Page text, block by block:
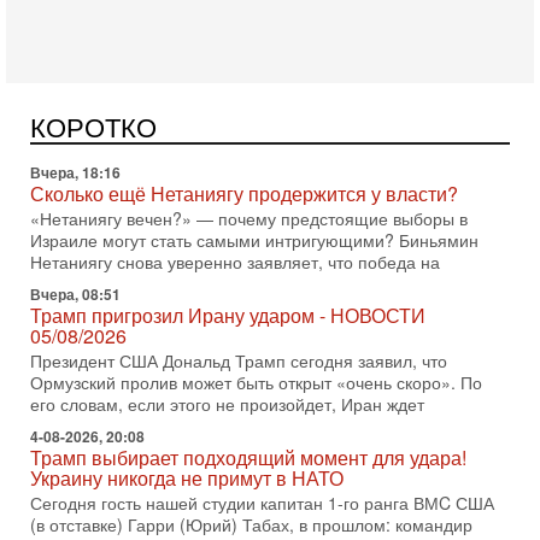
КОРОТКО
«Нетаниягу вечен?» — почему предстоящие выборы в
Израиле могут стать самыми интригующими? Биньямин
Нетаниягу снова уверенно заявляет, что победа на
Вчера, 08:51
Трамп пригрозил Ирану ударом - НОВОСТИ
05/08/2026
Президент США Дональд Трамп сегодня заявил, что
Ормузский пролив может быть открыт «очень скоро». По
его словам, если этого не произойдет, Иран ждет
4-08-2026, 20:08
Трамп выбирает подходящий момент для удара!
Украину никогда не примут в НАТО
Сегодня гость нашей студии капитан 1-го ранга ВМC США
(в отставке) Гарри (Юрий) Табах, в прошлом: командир
антитеррористического центра НАТО в
3-08-2026, 19:07
«Либо в армию — либо в тюрьму?»
Ситуация вокруг призыва ультраортодоксов в ЦАХАЛ